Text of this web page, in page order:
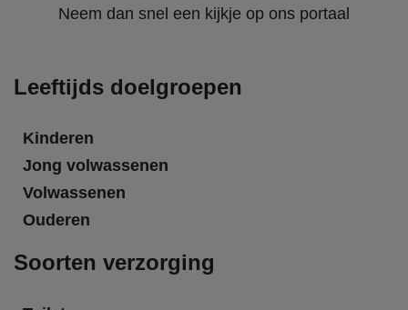
Neem dan snel een kijkje op ons portaal
Leeftijds doelgroepen
Kinderen
Jong volwassenen
Volwassenen
Ouderen
Soorten verzorging